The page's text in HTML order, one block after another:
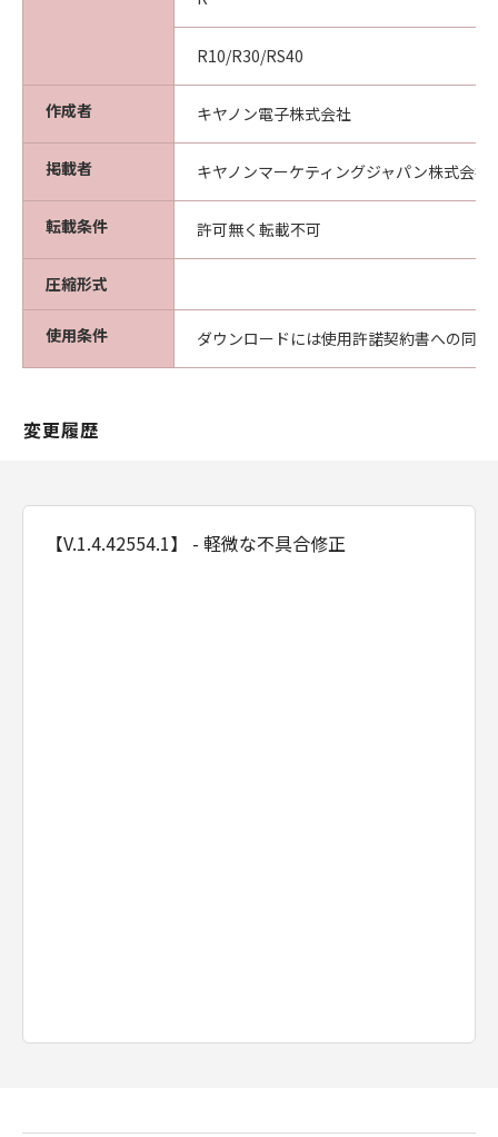
R10/R30/RS40
作成者 キヤノン電子株式会社
掲載者 キヤノンマーケティングジャパン株式会社
転載条件 許可無く転載不可
圧縮形式
使用条件 ダウンロードには使用許諾契約書への同意
変更履歴
【V.1.4.42554.1】 - 軽微な不具合修正